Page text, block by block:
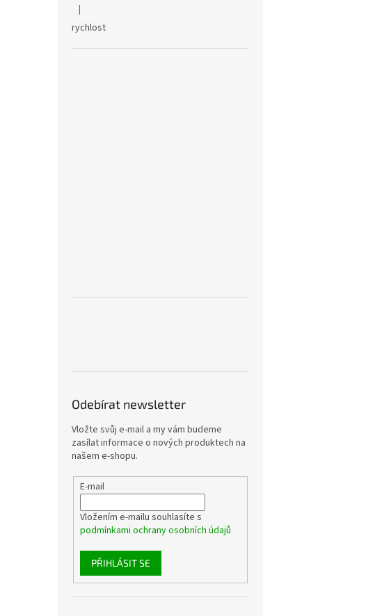
Hodnocení produktu je 5 z 5 hvězdiček.
|
rychlost
Odebírat newsletter
Vložte svůj e-mail a my vám budeme
zasílat informace o nových produktech na
našem e-shopu.
E-mail
Vložením e-mailu souhlasíte s
podmínkami ochrany osobních údajů
PŘIHLÁSIT SE